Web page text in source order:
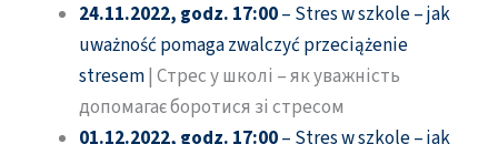
24.11.2022, godz. 17:00– Stres w szkole – jak
uważność pomaga zwalczyć przeciążenie
stresem| Стрес у школі – як уважність
допомагає боротися зі стресом